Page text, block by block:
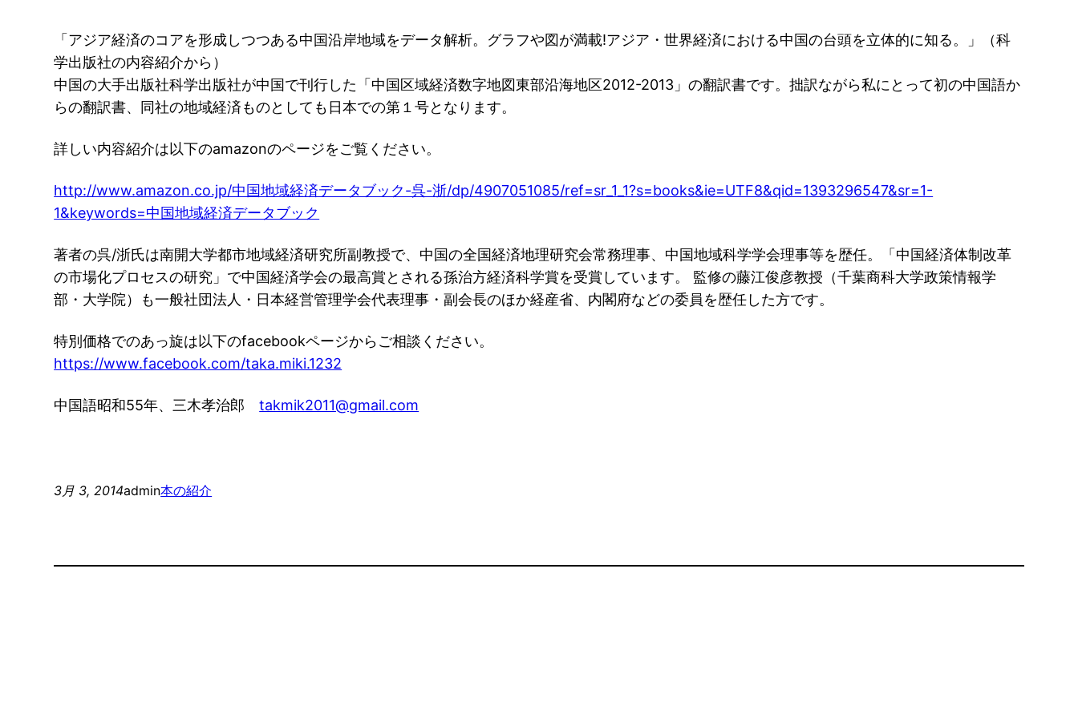
「アジア経済のコアを形成しつつある中国沿岸地域をデータ解析。グラフや図が満載!アジア・世界経済における中国の台頭を立体的に知る。」（科
学出版社の内容紹介から）
中国の大手出版社科学出版社が中国で刊行した「中国区域経済数字地図東部沿海地区2012-2013」の翻訳書です。拙訳ながら私にとって初の中国語か
らの翻訳書、同社の地域経済ものとしても日本での第１号となります。
詳しい内容紹介は以下のamazonのページをご覧ください。
http://www.amazon.co.jp/中国地域経済データブック-呉-浙/dp/4907051085/ref=sr_1_1?s=books&ie=UTF8&qid=1393296547&sr=1-
1&keywords=中国地域経済データブック
著者の呉/浙氏は南開大学都市地域経済研究所副教授で、中国の全国経済地理研究会常務理事、中国地域科学学会理事等を歴任。「中国経済体制改革
の市場化プロセスの研究」で中国経済学会の最高賞とされる孫治方経済科学賞を受賞しています。 監修の藤江俊彦教授（千葉商科大学政策情報学
部・大学院）も一般社団法人・日本経営管理学会代表理事・副会長のほか経産省、内閣府などの委員を歴任した方です。
特別価格でのあっ旋は以下のfacebookページからご相談ください。
https://www.facebook.com/taka.miki.1232
中国語昭和55年、三木孝治郎takmik2011@gmail.com
3月 3, 2014admin本の紹介